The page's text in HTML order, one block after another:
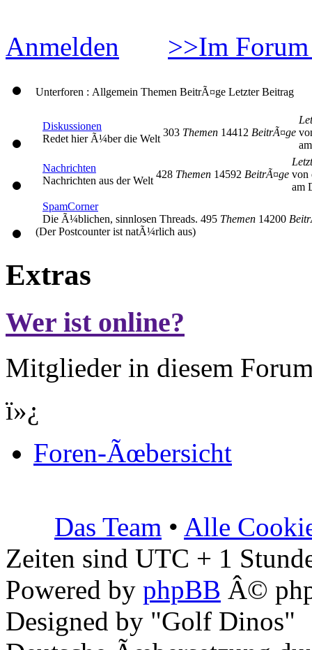
Anmelden >>Im
Unterforen : Allgemein Themen BeitrÃ¤ge Letzter Beitrag
Diskussionen
Redet hier Ã¼ber die Welt
303 Themen 14412 BeitrÃ¤ge
Nachrichten
Nachrichten aus der Welt
428 Themen 14592 BeitrÃ¤ge von
am
SpamCorner
Die Ã¼blichen, sinnlosen Threads.
(Der Postcounter ist natÃ¼rlich aus)
495 Themen 14200
Extras
Wer ist online?
Mitglieder in diesem
ï»¿
Foren-Ãœbersicht
Das Team • Alle
Zeiten sind UTC + 1
Powered by phpBB Â©
Designed by "Golf Dinos"